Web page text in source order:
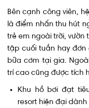
Bên cạnh công viên,
là điểm nhấn thu hút
trẻ em ngoài trời,
tập cuối tuần hay
bữa cơm tại gia.
trí cao cũng được tích
Khu hồ bơi đạt
resort hiện đại